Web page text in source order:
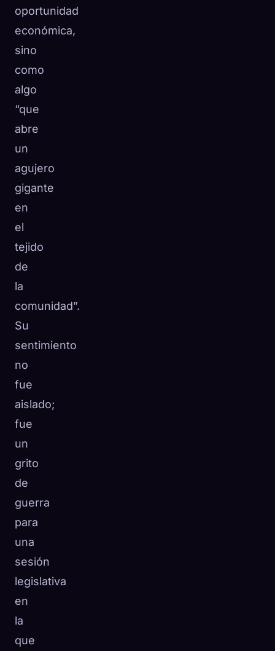
oportunidad
económica,
sino
como
algo
“que
abre
un
agujero
gigante
en
el
tejido
de
la
comunidad”.
Su
sentimiento
no
fue
aislado;
fue
un
grito
de
guerra
para
una
sesión
legislativa
en
la
que